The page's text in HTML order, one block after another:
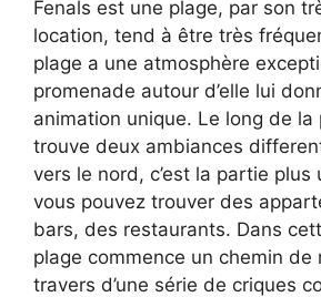
Fenals est une plage, par son
location, tend à être très
plage a une atmosphère
promenade autour d’elle lui
animation unique. Le long de la
trouve deux ambiances
vers le nord, c’est la partie plus
vous pouvez trouver des
bars, des restaurants. Dans
plage commence un chemin de
travers d’une série de criques